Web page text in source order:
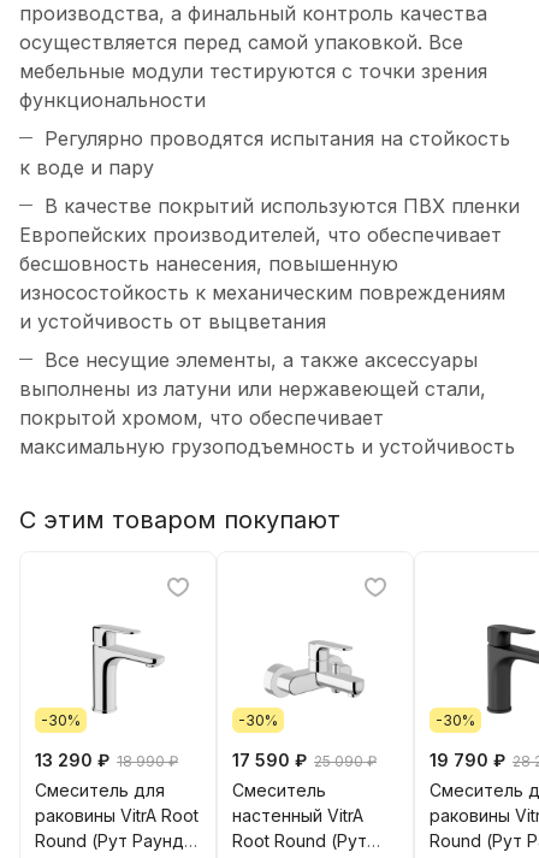
производства, а финальный контроль качества
осуществляется перед самой упаковкой. Все
мебельные модули тестируются с точки зрения
функциональности
Регулярно проводятся испытания на стойкость
к воде и пару
В качестве покрытий используются ПВХ пленки
Европейских производителей, что обеспечивает
бесшовность нанесения, повышенную
износостойкость к механическим повреждениям
и устойчивость от выцветания
Все несущие элементы, а также аксессуары
выполнены из латуни или нержавеющей стали,
покрытой хромом, что обеспечивает
максимальную грузоподъемность и устойчивость
С этим товаром покупают
-30%
13 290 ₽ 18 990 ₽
Смеситель для
раковины VitrA Root
Round (Рут Раунд)
-30%
17 590 ₽ 25 090 ₽
Смеситель
настенный VitrA
Root Round (Рут
-30%
19 790 ₽ 28
Смеситель
раковины
Round (Рут